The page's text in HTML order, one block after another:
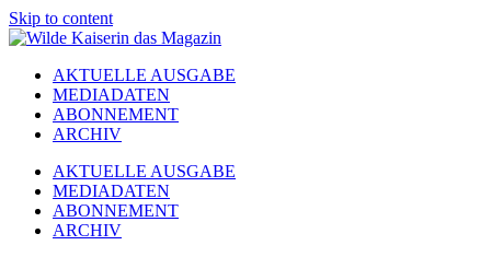
Skip to content
AKTUELLE AUSGABE
MEDIADATEN
ABONNEMENT
ARCHIV
AKTUELLE AUSGABE
MEDIADATEN
ABONNEMENT
ARCHIV